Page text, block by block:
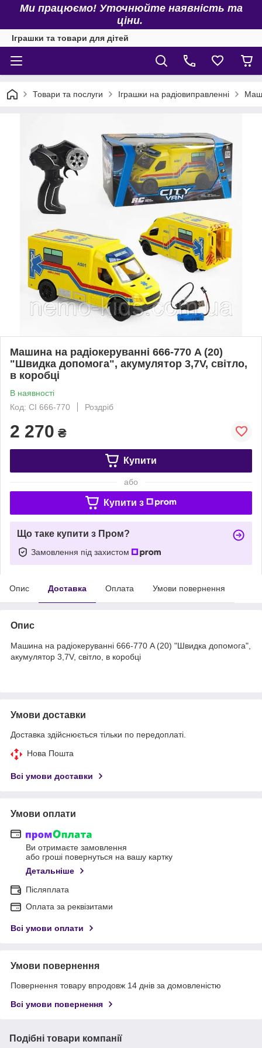
Ми працюємо! Уточнюйте наявність та
ціни.
Іграшки та товари для дітей
Товари та послуги Іграшки на радіовиправленні
Машина на радіокеруванні 666-770 A (20)
"Швидка допомога", акумулятор 3,7V, світло,
в коробці
В наявності
Код: СІ 666-770
Роздріб
2 270 ₴
Купити
або
Купити з
Що таке купити з Пром?
Замовлення під захистом
Опис Доставка Оплата Умови повернення
Опис
Машина на радіокеруванні 666-770 A (20) "Швидка допомога",
акумулятор 3,7V, світло, в коробці
Умови доставки
Доставка здійснюється тільки по передоплаті.
Нова Пошта
Всі умови доставки
Умови оплати
Ви отримаєте замовлення
або гроші повернуться на вашу картку
Детальніше
Післяплата
Оплата за реквізитами
Всі умови оплати
Умови повернення
Повернення товару впродовж 14 днів за домовленістю
Всі умови повернення
Подібні товари компанії